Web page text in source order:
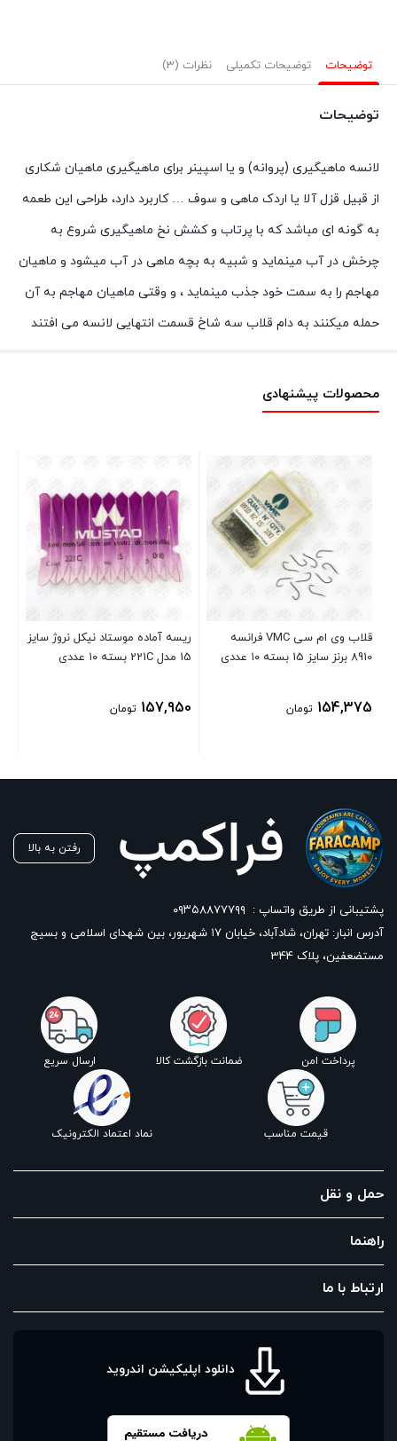
Gold/Red
توضیحات توضیحات تکمیلی نظرات (3)
توضیحات
لانسه ماهیگیری (پروانه) و یا اسپینر برای ماهیگیری ماهیان شکاری
از قبیل قزل آلا یا اردک ماهی و سوف … کاربرد دارد، طراحی این طعمه
به گونه ای مباشد که با پرتاب و کشش نخ ماهیگیری شروع به
چرخش در آب مینماید و شبیه به بچه ماهی در آب میشود و ماهیان
مهاجم را به سمت خود جذب مینماید ، و وقتی ماهیان مهاجم به آن
حمله میکنند به دام قلاب سه شاخ قسمت انتهایی لانسه می افتند
محصولات پیشنهادی
قلاب وی ام سی VMC فرانسه
8910 برنز سایز 15 بسته ۱۰ عددی
154,375 تومان
ریسه آماده موستاد نیکل نروژ سایز
15 مدل 221C بسته ۱۰ عددی
157,950 تومان
رفتن به بالا
پشتیبانی از طریق واتساپ : ۰۹۳۵۸۸۷۷۷۹۹
آدرس انبار: تهران، شادآباد، خیابان ١٧ شهریور، بین شهدای اسلامی و بسیج
مستضعفین، پلاک 344
پرداخت امن ضمانت بازگشت کالا ارسال سریع
قیمت مناسب نماد اعتماد الکترونیک
حمل و نقل
راهنما
ارتباط با ما
دانلود اپلیکیشن اندروید